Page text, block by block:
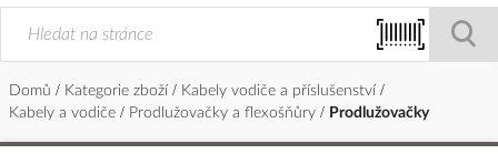
Domů Kategorie zboží
Kabely vodiče a příslušenství
Kabely a vodiče
Prodlužovačky a flexošňůry Prodlužovačky